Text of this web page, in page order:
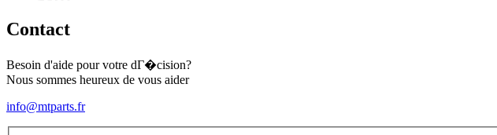
Contact
Besoin d'aide pour votre dГ�cision?
Nous sommes heureux de vous aider
info@mtparts.fr